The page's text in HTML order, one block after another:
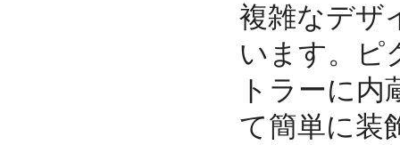
複雑なデザ
います。ピ
トラーに
て簡単に装